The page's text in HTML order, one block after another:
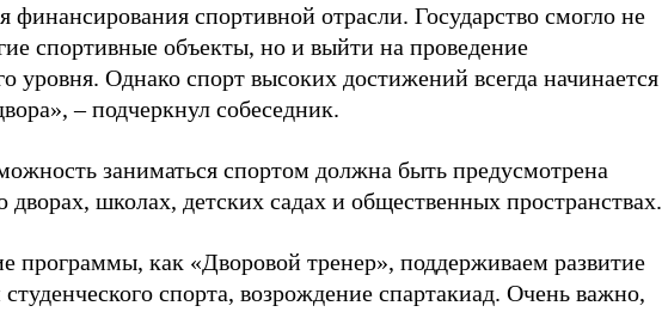
финансирования спортивной отрасли. Государство смогло не
спортивные объекты, но и выйти на проведение
уровня. Однако спорт высоких достижений всегда начинается
– подчеркнул собеседник.
заниматься спортом должна быть предусмотрена
дворах, школах, детских садах и общественных пространствах.
программы, как «Дворовой тренер», поддерживаем развитие
спорта, возрождение спартакиад. Очень важно,